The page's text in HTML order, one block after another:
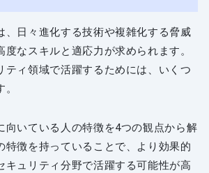
、日々進化する技術や複雑化する脅威
度なスキルと適応力が求められます。
ティ領域で活躍するためには、いくつ
向いている人の特徴を4つの観点から解
特徴を持っていることで、より効果的
キュリティ分野で活躍する可能性が高